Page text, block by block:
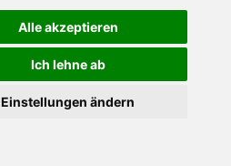
Alle akzeptieren
Ich lehne ab
Einstellungen ändern